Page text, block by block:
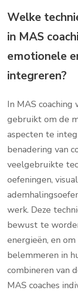
Welke
in MAS
emotionele
integreren?
In MAS
gebruikt om de
aspecten te
benadering van
veelgebruikte
oefeningen,
werk. Deze
bewust te
energieën, en
belemmeren in
combineren van
MAS coaches